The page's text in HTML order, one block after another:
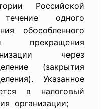
Российской
одного
обособленного
прекращения
через
(закрытия
Указанное
в налоговый
организации;